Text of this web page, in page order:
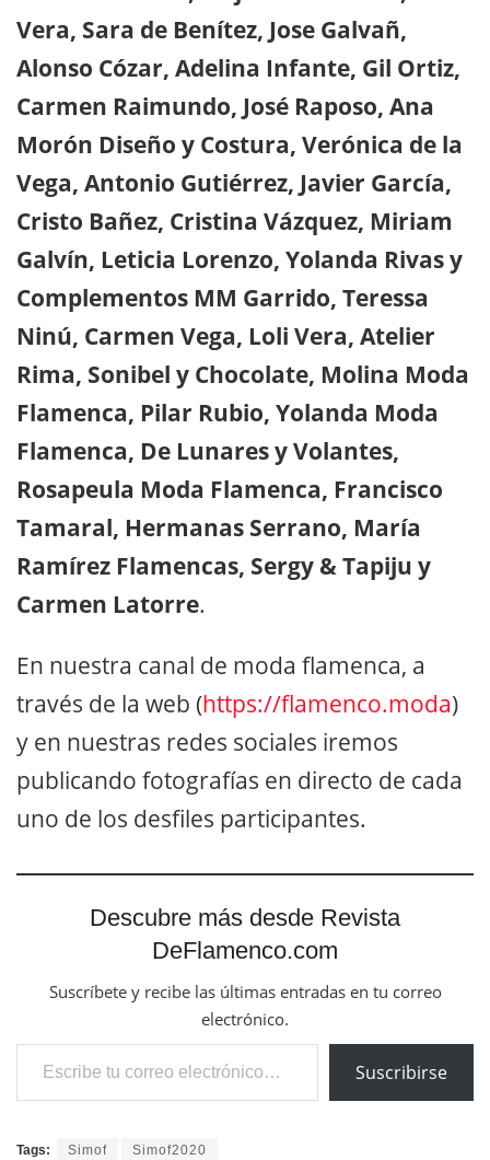
Vera, Sara de Benítez, Jose Galvañ,
Alonso Cózar, Adelina Infante, Gil Ortiz,
Carmen Raimundo, José Raposo, Ana
Morón Diseño y Costura, Verónica de la
Vega, Antonio Gutiérrez, Javier García,
Cristo Bañez, Cristina Vázquez, Miriam
Galvín, Leticia Lorenzo, Yolanda Rivas y
Complementos MM Garrido, Teressa
Ninú, Carmen Vega, Loli Vera, Atelier
Rima, Sonibel y Chocolate, Molina Moda
Flamenca, Pilar Rubio, Yolanda Moda
Flamenca, De Lunares y Volantes,
Rosapeula Moda Flamenca, Francisco
Tamaral, Hermanas Serrano, María
Ramírez Flamencas, Sergy & Tapiju y
Carmen Latorre.
En nuestra canal de moda flamenca, a
través de la web (https://flamenco.moda)
y en nuestras redes sociales iremos
publicando fotografías en directo de cada
uno de los desfiles participantes.
Descubre más desde Revista
DeFlamenco.com
Suscríbete y recibe las últimas entradas en tu correo
electrónico.
Escribe tu correo electrónico…
Suscribirse
Tags: Simof Simof2020